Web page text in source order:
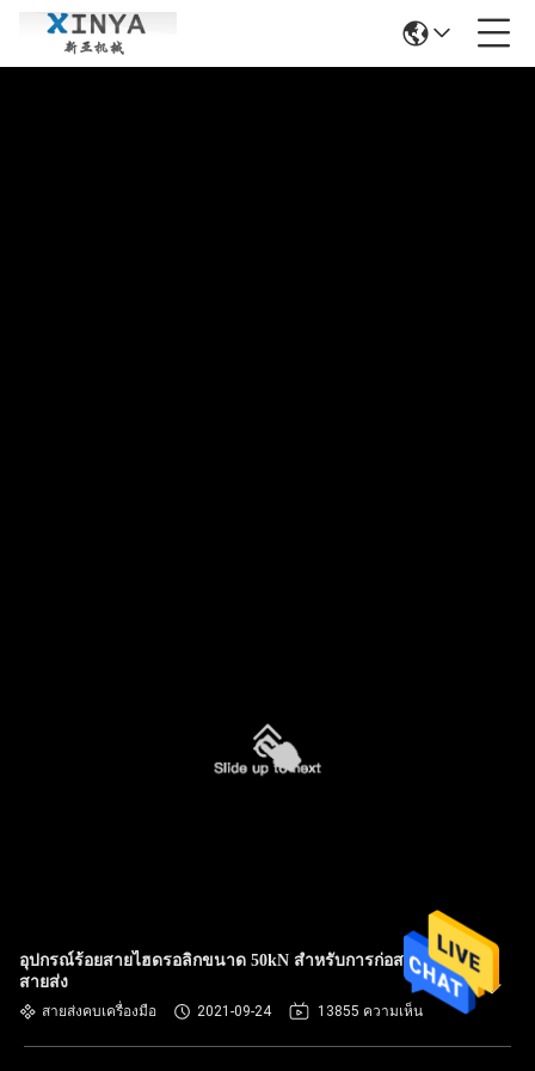
อุปกรณ์ร้อยสายไฮดรอลิกขนาด 50kN สำหรับการก่อสร้าง
สายส่ง
สายส่งคบเครื่องมือ 2021-09-24 13855 ความเห็น